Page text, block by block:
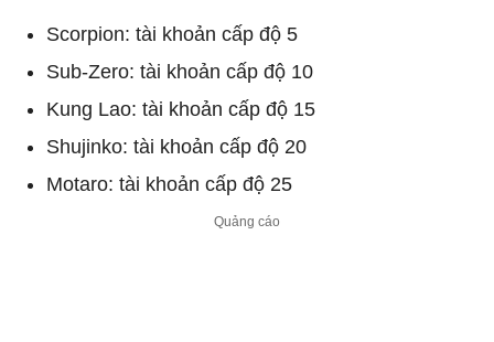
Scorpion: tài khoản cấp độ 5
Sub-Zero: tài khoản cấp độ 10
Kung Lao: tài khoản cấp độ 15
Shujinko: tài khoản cấp độ 20
Motaro: tài khoản cấp độ 25